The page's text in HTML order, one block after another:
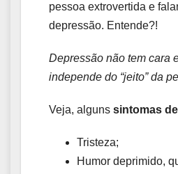
pessoa extrovertida e
depressão. Entende?!
Depressão não tem cara
independe do “jeito” da
Veja, alguns sintomas
Tristeza;
Humor deprimido,